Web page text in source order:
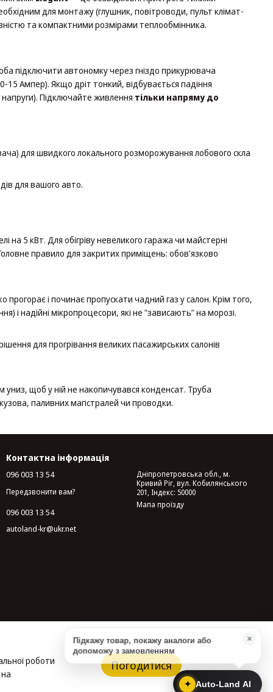
для монтажу (глушник, повітроводи, пульт клімат-
та компактними розмірами теплообмінника.
підключити автономку через гніздо прикурювача
Ампер). Якщо дріт тонкий, відбувається падіння
напруги). Підключайте живлення тільки напряму до
для швидкого локального розморожування лобового скла
для вашого авто.
5 кВт. Для обігріву невеликого гаража чи майстерні
правило для закритих приміщень: обов'язково
і починає пропускати чадний газ у салон. Крім того,
і надійні мікропроцесори, які не "зависають" на морозі.
для прогрівання великих пасажирських салонів
униз, щоб у ній не накопичувався конденсат. Труба
паливних магістралей чи проводки.
Контактна інформація
096 003 13 54
Передзвонити вам?
096 003 13 54
autoland-kr@ukr.net
Дніпропетровська обл., м.
Кривий Ріг, вул. Кобилянського
201, Індекс: 50000
Мапа проїзду
роботи
Погодитися
✦ Auto-Land AI